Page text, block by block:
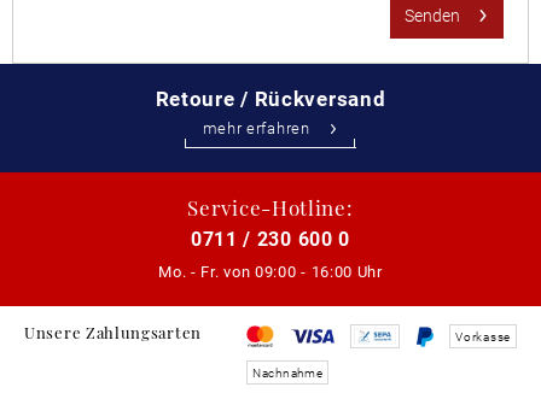
Senden
Retoure / Rückversand
mehr erfahren
Service-Hotline:
0711 / 230 600 0
Mo. - Fr. von 09:00 - 16:00 Uhr
Unsere Zahlungsarten Vorkasse
Nachnahme